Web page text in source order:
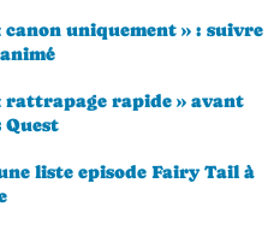
canon uniquement » : suivre
rattrapage rapide » avant
Quest
liste episode Fairy Tail à